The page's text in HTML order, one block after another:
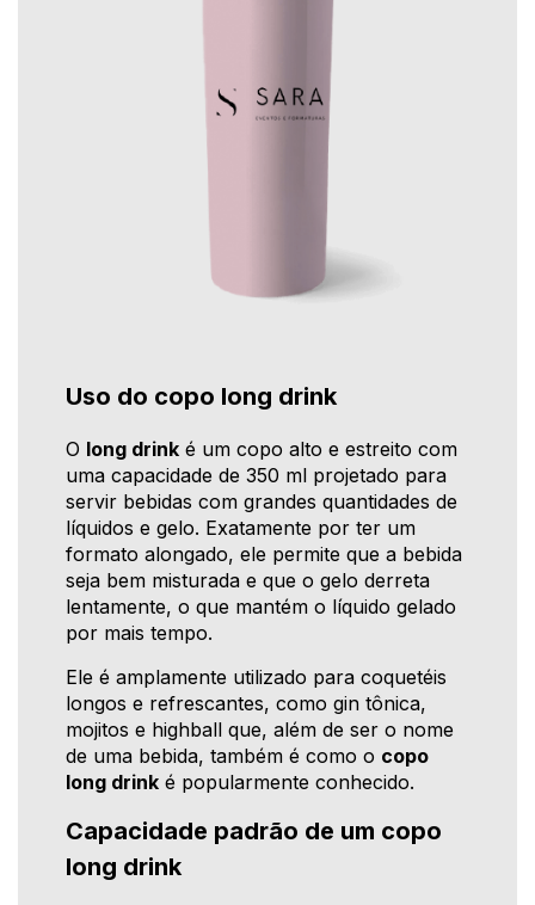
Uso do copo long drink
O long drink é um copo alto e estreito com
uma capacidade de 350 ml projetado para
servir bebidas com grandes quantidades de
líquidos e gelo. Exatamente por ter um
formato alongado, ele permite que a bebida
seja bem misturada e que o gelo derreta
lentamente, o que mantém o líquido gelado
por mais tempo.
Ele é amplamente utilizado para coquetéis
longos e refrescantes, como gin tônica,
mojitos e highball que, além de ser o nome
de uma bebida, também é como o copo
long drink é popularmente conhecido.
Capacidade padrão de um copo
long drink